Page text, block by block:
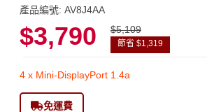
產品編號: AV8J4AA
$3,790 $5,109
節省 $1,319
4 x Mini-DisplayPort 1.4a
免運費